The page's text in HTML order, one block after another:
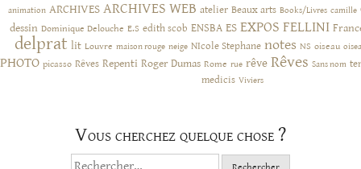
animation ARCHIVES ARCHIVES WEB atelier Beaux arts Books/Livres camille
dessin Dominique Delouche E.S edith scob ENSBA ES EXPOS FELLINI
delprat lit Louvre maison rouge neige NIcole Stephane notes NS oiseau
PHOTO picasso Rêves Repenti Roger Dumas Rome rue rêve Rêves Sans nom
medicis Viviers
Vous cherchez quelque chose ?
Rechercher :